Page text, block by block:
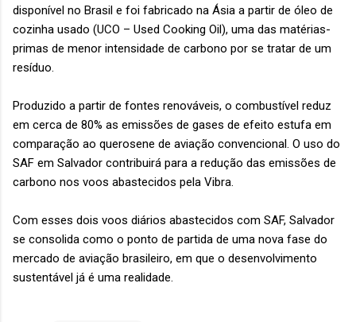
disponível no Brasil e foi fabricado na Ásia a partir de óleo de
cozinha usado (UCO – Used Cooking Oil), uma das matérias-
primas de menor intensidade de carbono por se tratar de um
resíduo.
Produzido a partir de fontes renováveis, o combustível reduz
em cerca de 80% as emissões de gases de efeito estufa em
comparação ao querosene de aviação convencional. O uso do
SAF em Salvador contribuirá para a redução das emissões de
carbono nos voos abastecidos pela Vibra.
Com esses dois voos diários abastecidos com SAF, Salvador
se consolida como o ponto de partida de uma nova fase do
mercado de aviação brasileiro, em que o desenvolvimento
sustentável já é uma realidade.